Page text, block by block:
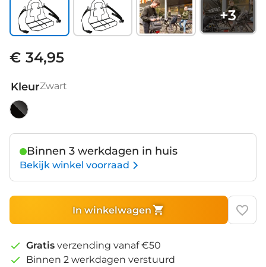
+3
€ 34,95
KleurZwart
Binnen 3 werkdagen in huis
Bekijk winkel voorraad
In winkelwagen
Gratis verzending vanaf €50
Binnen 2 werkdagen verstuurd